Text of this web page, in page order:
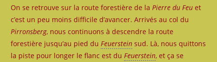
On se retrouve sur la route forestière de la Pierre du Feu et
c’est un peu moins difficile d’avancer. Arrivés au col du
Pirronsberg, nous continuons à descendre la route
forestière jusqu’au pied du Feuerstein sud. Là, nous quittons
la piste pour longer le flanc est du Feuerstein, et ça se